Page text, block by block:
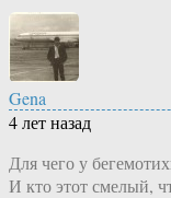
Gena
4 лет назад
Для чего у
И кто этот смелый,